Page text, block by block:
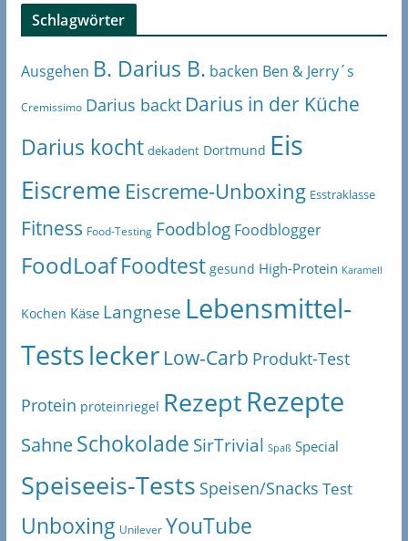
Schlagwörter
Ausgehen B. Darius B. backen Ben & Jerry´s
Cremissimo Darius backt Darius in der Küche
Darius kocht dekadent Dortmund Eis
Eiscreme Eiscreme-Unboxing Esstraklasse
Fitness Food-Testing Foodblog Foodblogger
FoodLoaf Foodtest gesund High-Protein Karamell
Kochen Käse Langnese Lebensmittel-
Testslecker Low-Carb Produkt-Test
Protein proteinriegel RezeptRezepte
SahneSchokolade SirTrivial Spaß Special
Speiseeis-Tests Speisen/Snacks Test
Unboxing Unilever YouTube